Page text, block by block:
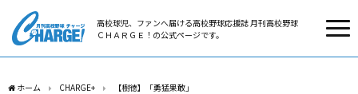
高校球児、ファンへ届ける高校野球応援誌 月刊高校野球
ＣＨＡＲＧＥ！の公式ページです。
ホーム CHARGE+ 【樹徳】「勇猛果敢」